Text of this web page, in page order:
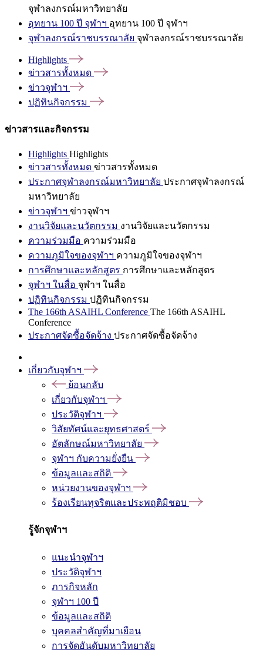
จุฬาลงกรณ์มหาวิทยาลัย
อุทยาน 100 ปี จุฬาฯ อุทยาน 100 ปี จุฬาฯ
จุฬาลงกรณ์ราชบรรณาลัย จุฬาลงกรณ์ราชบรรณาลัย
Highlights
ข่าวสารทั้งหมด
ข่าวจุฬาฯ
ปฏิทินกิจกรรม
ข่าวสารและกิจกรรม
Highlights Highlights
ข่าวสารทั้งหมด ข่าวสารทั้งหมด
ประกาศจุฬาลงกรณ์มหาวิทยาลัย ประกาศจุฬาลงกรณ์
มหาวิทยาลัย
ข่าวจุฬาฯ ข่าวจุฬาฯ
งานวิจัยและนวัตกรรม งานวิจัยและนวัตกรรม
ความร่วมมือ ความร่วมมือ
ความภูมิใจของจุฬาฯ ความภูมิใจของจุฬาฯ
การศึกษาและหลักสูตร การศึกษาและหลักสูตร
จุฬาฯ ในสื่อ จุฬาฯ ในสื่อ
ปฏิทินกิจกรรม ปฏิทินกิจกรรม
The 166th ASAIHL Conference The 166th ASAIHL
Conference
ประกาศจัดซื้อจัดจ้าง ประกาศจัดซื้อจัดจ้าง
เกี่ยวกับจุฬาฯ
ย้อนกลับ
เกี่ยวกับจุฬาฯ
ประวัติจุฬาฯ
วิสัยทัศน์และยุทธศาสตร์
อัตลักษณ์มหาวิทยาลัย
จุฬาฯ กับความยั่งยืน
ข้อมูลและสถิติ
หน่วยงานของจุฬาฯ
ร้องเรียนทุจริตและประพฤติมิชอบ
รู้จักจุฬาฯ
แนะนำจุฬาฯ
ประวัติจุฬาฯ
ภารกิจหลัก
จุฬาฯ 100 ปี
ข้อมูลและสถิติ
บุคคลสำคัญที่มาเยือน
การจัดอันดับมหาวิทยาลัย